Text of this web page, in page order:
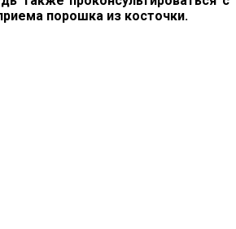
порошка из косточки.